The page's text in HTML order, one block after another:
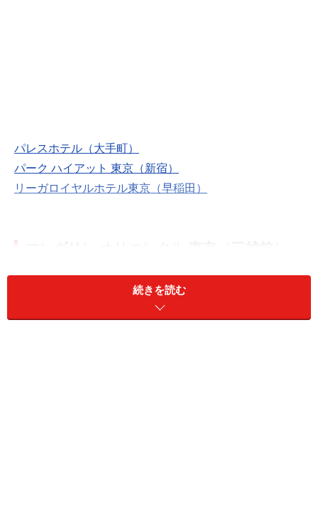
パレスホテル（大手町）
パーク ハイアット 東京（新宿）
リーガロイヤルホテル東京（早稲田）
続きを読む